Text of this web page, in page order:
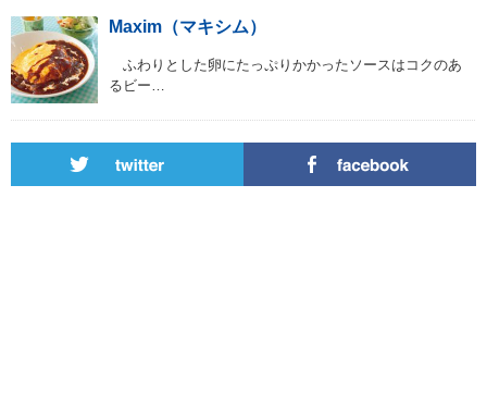
Maxim（マキシム）
ふわりとした卵にたっぷりかかったソースはコクのあ
るビー…